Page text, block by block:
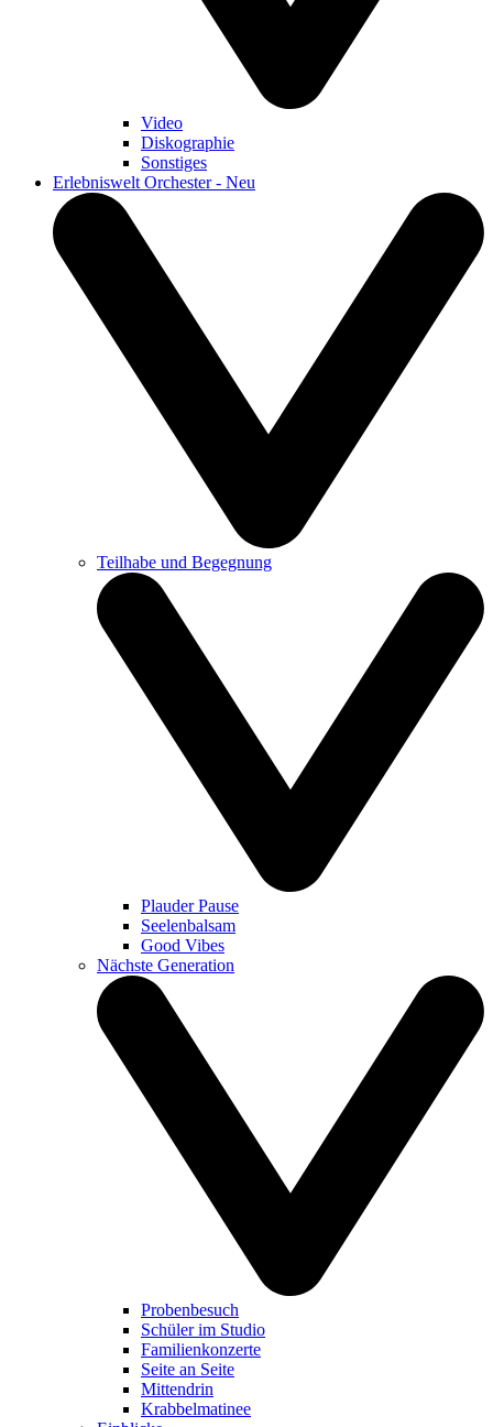
Video
Diskographie
Sonstiges
Erlebniswelt Orchester - Neu
Teilhabe und Begegnung
Plauder Pause
Seelenbalsam
Good Vibes
Nächste Generation
Probenbesuch
Schüler im Studio
Familienkonzerte
Seite an Seite
Mittendrin
Krabbelmatinee